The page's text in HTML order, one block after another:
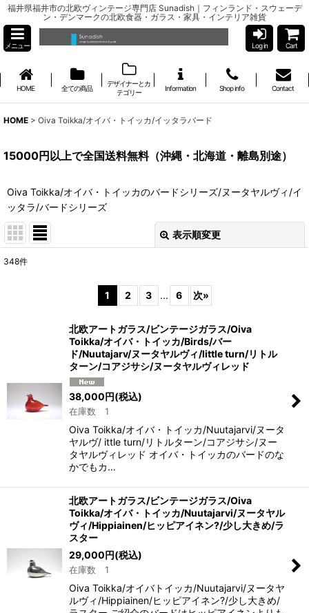
福井県福井市の北欧ヴィンテージ専門店 Sunadish｜フィンランド・スウェーデ
ン・デンマークの北欧食器・ガラス・家具・インテリア雑貨
メニュー Log in Cart
HOME 全ての商品
デザイナーとカ
テゴリー
Information Shop info Contact
HOME > Oiva Toikka/オイバ・トイッカ/イッタラバード
15000円以上で全国送料無料（沖縄・北海道・離島別途）
Oiva Toikka/オイバ・トイッカのバードシリーズ/ヌータヤルヴィ/イ
ッタラ/バードシリーズ
表示順変更
絞り込む
348件
1 2 3 ... 6 次»
北欧アートガラス/ビンテージガラス/Oiva
Toikka/オイバ・トイッカ/Birds/バー
ド/Nuutajarv/ヌータヤルヴィ/little turn/リトル
ターン/コアジサシ/ヌータヤルヴィレッド
38,000円(税込)
在庫数 1
Oiva Toikka/オイバ・トイッカ/Nuutajarvi/ヌータ
ヤルヴ/ ittle turn/リトルターン/コアジサシ/ヌー
タヤルヴィレッド オイバ・トイッカのバードのな
かでもカ…
北欧アートガラス/ビンテージガラス/Oiva
Toikka/オイバ・トイッカ/Nuutajarvi/ヌータヤル
ヴィ/Hippiainen/ヒッピアイネン?/少し大きめ/ラ
スター
29,000円(税込)
在庫数 1
Oiva Toikka/オイバトイッカ/Nuutajarvi/ヌータヤ
ルヴィ/Hippiainen/ヒッピアイネン?/少し大きめ/